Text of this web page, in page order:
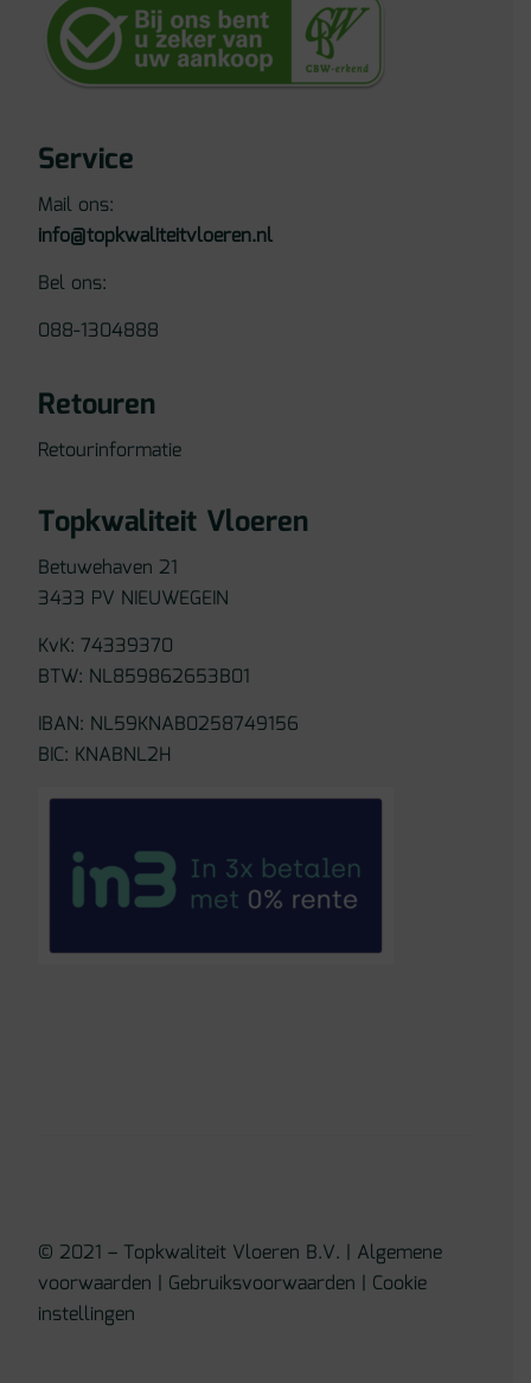
Service
Mail ons:
info@topkwaliteitvloeren.nl
Bel ons:
088-1304888
Retouren
Retourinformatie
Topkwaliteit Vloeren
Betuwehaven 21
3433 PV NIEUWEGEIN
KvK: 74339370
BTW: NL859862653B01
IBAN: NL59KNAB0258749156
BIC: KNABNL2H
© 2021 – Topkwaliteit Vloeren B.V. | Algemene
voorwaarden | Gebruiksvoorwaarden | Cookie
instellingen